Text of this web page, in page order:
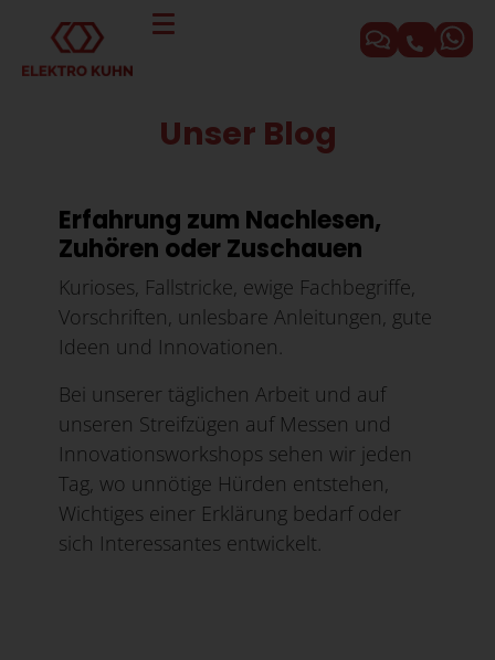
Unser Blog
Erfahrung zum Nachlesen,
Zuhören oder Zuschauen
Kurioses, Fallstricke, ewige Fachbegriffe,
Vorschriften, unlesbare Anleitungen, gute
Ideen und Innovationen.
Bei unserer täglichen Arbeit und auf
unseren Streifzügen auf Messen und
Innovationsworkshops sehen wir jeden
Tag, wo unnötige Hürden entstehen,
Wichtiges einer Erklärung bedarf oder
sich Interessantes entwickelt.